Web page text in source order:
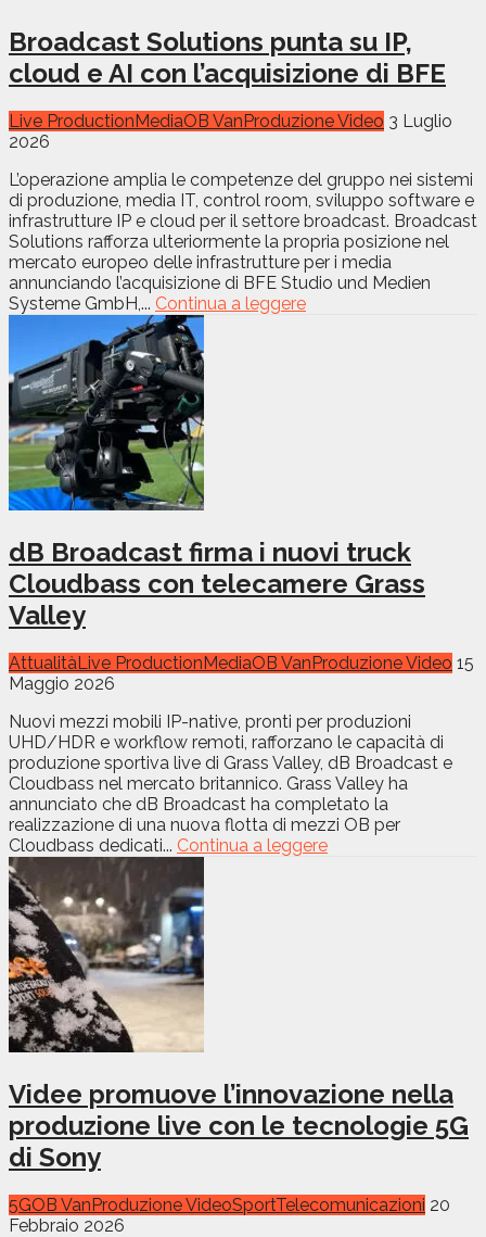
Broadcast Solutions punta su IP,
cloud e AI con l’acquisizione di BFE
Live Production MediaOB Van Produzione Video 3 Luglio
2026
L’operazione amplia le competenze del gruppo nei sistemi
di produzione, media IT, control room, sviluppo software e
infrastrutture IP e cloud per il settore broadcast. Broadcast
Solutions rafforza ulteriormente la propria posizione nel
mercato europeo delle infrastrutture per i media
annunciando l’acquisizione di BFE Studio und Medien
Systeme GmbH,... Continua a leggere
dB Broadcast firma i nuovi truck
Cloudbass con telecamere Grass
Valley
AttualitàLive ProductionMediaOB VanProduzione Video 15
Maggio 2026
Nuovi mezzi mobili IP-native, pronti per produzioni
UHD/HDR e workflow remoti, rafforzano le capacità di
produzione sportiva live di Grass Valley, dB Broadcast e
Cloudbass nel mercato britannico. Grass Valley ha
annunciato che dB Broadcast ha completato la
realizzazione di una nuova flotta di mezzi OB per
Cloudbass dedicati... Continua a leggere
Videe promuove l’innovazione nella
produzione live con le tecnologie 5G
di Sony
5GOB VanProduzione VideoSportTelecomunicazioni 20
Febbraio 2026